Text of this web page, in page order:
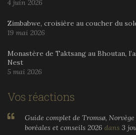
4 juin 2026
Zimbabwe, croisière au coucher du
19 mai 2026
Monastère de Taktsang au Bhoutan,
Nest
5 mai 2026
Vos réactions
Guide complet de Tromsø,
boréales et conseils 2026 dans 3